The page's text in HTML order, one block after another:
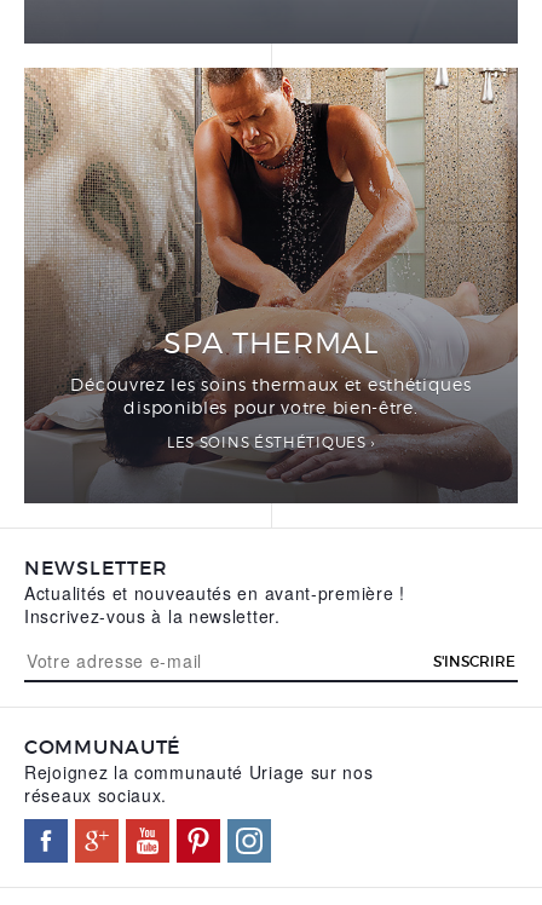
SPA THERMAL
Découvrez les soins thermaux et esthétiques
disponibles pour votre bien-être.
LES SOINS ÉSTHÉTIQUES
NEWSLETTER
Actualités et nouveautés en avant-première !
Inscrivez-vous à la newsletter.
S'INSCRIRE
COMMUNAUTÉ
Rejoignez la communauté Uriage sur nos
réseaux sociaux.